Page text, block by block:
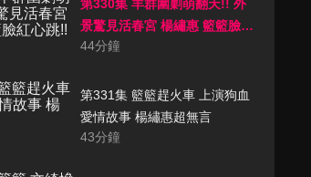
第330集 羊群圍剿萌翻天!! 外
景驚見活春宮 楊繡惠 籃籃臉紅
心跳!!
44分鐘
第331集 籃籃趕火車 上演狗血
愛情故事 楊繡惠超無言
43分鐘